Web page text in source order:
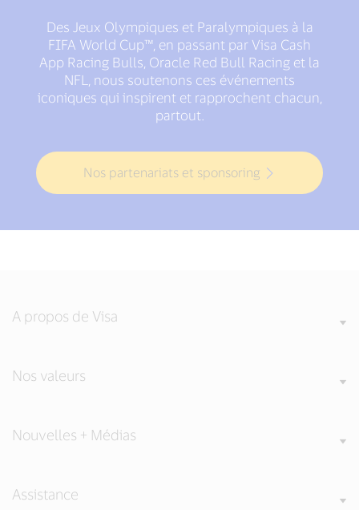
Des Jeux Olympiques et Paralympiques à la
FIFA World Cup™, en passant par Visa Cash
App Racing Bulls, Oracle Red Bull Racing et la
NFL, nous soutenons ces événements
iconiques qui inspirent et rapprochent chacun,
partout.
Nos partenariats et sponsoring
A propos de Visa
Nos valeurs
Nouvelles + Médias
Assistance